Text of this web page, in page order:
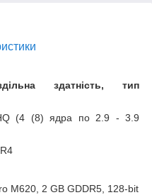
здатність, тип
(4 (8) ядра по 2.9 - 3.9
M620, 2 GB GDDR5, 128-bit